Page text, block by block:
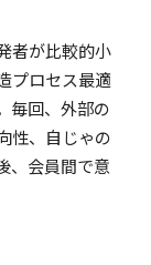
者が比較的小
プロセス最適
毎回、外部の
性、自じゃの
、会員間で意